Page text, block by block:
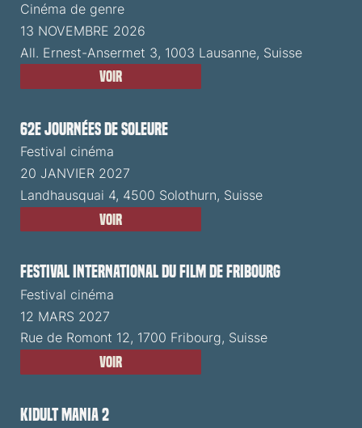
Cinéma de genre
13 NOVEMBRE 2026
All. Ernest-Ansermet 3, 1003 Lausanne, Suisse
Voir
62e Journées de Soleure
Festival cinéma
20 JANVIER 2027
Landhausquai 4, 4500 Solothurn, Suisse
Voir
Festival International du Film de Fribourg
Festival cinéma
12 MARS 2027
Rue de Romont 12, 1700 Fribourg, Suisse
Voir
Kidult Mania 2